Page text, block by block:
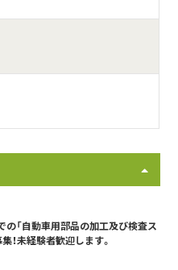
の「自動車用部品の加工及び検査ス
集！未経験者歓迎します。